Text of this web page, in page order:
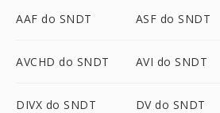
AAF do SNDT ASF do SNDT
AVCHD do SNDT AVI do SNDT
DIVX do SNDT DV do SNDT